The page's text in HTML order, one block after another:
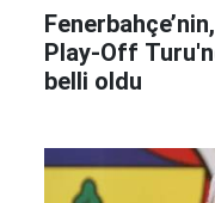
Play-Off
belli oldu